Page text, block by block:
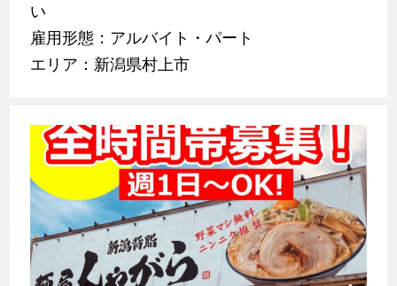
い
雇用形態：アルバイト・パート
エリア：新潟県村上市